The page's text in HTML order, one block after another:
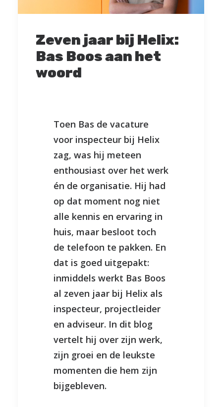
Zeven jaar bij Helix:
Bas Boos aan het
woord
Toen Bas de vacature
voor inspecteur bij Helix
zag, was hij meteen
enthousiast over het werk
én de organisatie. Hij had
op dat moment nog niet
alle kennis en ervaring in
huis, maar besloot toch
de telefoon te pakken. En
dat is goed uitgepakt:
inmiddels werkt Bas Boos
al zeven jaar bij Helix als
inspecteur, projectleider
en adviseur. In dit blog
vertelt hij over zijn werk,
zijn groei en de leukste
momenten die hem zijn
bijgebleven.